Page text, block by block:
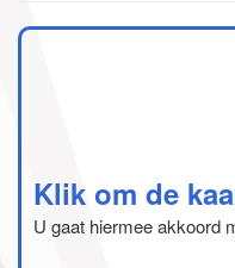
Klik om de
U gaat hiermee akkoord